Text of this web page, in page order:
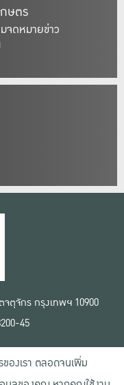
ษตร
ดหมายข่าว
จตุจักร กรุงเทพฯ 10900
45
ของเรา ตลอดจนเพิ่ม